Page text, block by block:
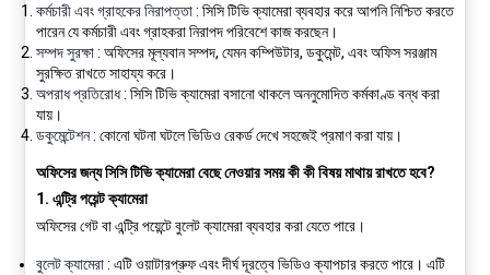
কর্মচারী এবং গ্রাহকের নিরাপত্তা: সিসি টিভি ক্যামেরা ব্যবহার করে আপনি নিশ্চিত করতে
পারেন যে কর্মচারী এবং গ্রাহকরা নিরাপদ পরিবেশে কাজ করছেন।
সম্পদ সুরক্ষা: অফিসের মূল্যবান সম্পদ, যেমন কম্পিউটার, ডকুমেন্ট, এবং অফিস সরঞ্জাম
সুরক্ষিত রাখতে সাহায্য করে।
অপরাধ প্রতিরোধ: সিসি টিভি ক্যামেরা বসানো থাকলে অননুমোদিত কর্মকাণ্ড বন্ধ করা
যায়।
ডকুমেন্টেশন: কোনো ঘটনা ঘটলে ভিডিও রেকর্ড দেখে সহজেই প্রমাণ করা যায়।
অফিসের জন্য সিসি টিভি ক্যামেরা বেছে নেওয়ার সময় কী কী বিষয় মাথায় রাখতে হবে?
1.এন্ট্রি পয়েন্ট ক্যামেরা
অফিসের গেট বা এন্ট্রি পয়েন্টে বুলেট ক্যামেরা ব্যবহার করা যেতে পারে।
বুলেট ক্যামেরা: এটি ওয়াটারপ্রুফ এবং দীর্ঘ দূরত্বে ভিডিও ক্যাপচার করতে পারে। এটি